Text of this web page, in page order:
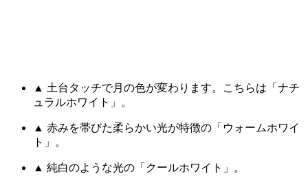
▲ 土台タッチで月の色が変わります。こちらは「ナチ
ュラルホワイト」。
▲ 赤みを帯びた柔らかい光が特徴の「ウォームホワイ
ト」。
▲ 純白のような光の「クールホワイト」。